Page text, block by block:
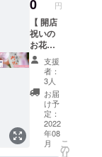
LINEで
の送付
を希望
の方は
備考欄
に LINE
ID をご
記入く
ださ
い。 な
お、当
店は
【事前
間内に
保管い
ただき
ますよ
うお願
いいた
しま
す。 な
お、会
員番号
記載の
会員権
をお会
援者本
人がご
来店い
ただけ
れば非
会員の
お連れ
様分の
会計に
もご利
用いた
だけま
す。
0 円
【 開店
祝いの
お花を
贈る 】
純粋な
ご支援
をした
い方向
けのリ
ターン
です。
ご支援
支援
者：
3人
お届
け予
定：
2022
年08
月
こ
の
リ